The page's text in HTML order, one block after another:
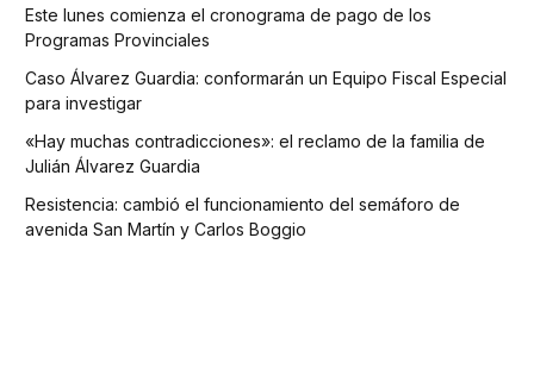
Este lunes comienza el cronograma de pago de los
Programas Provinciales
Caso Álvarez Guardia: conformarán un Equipo Fiscal Especial
para investigar
«Hay muchas contradicciones»: el reclamo de la familia de
Julián Álvarez Guardia
Resistencia: cambió el funcionamiento del semáforo de
avenida San Martín y Carlos Boggio